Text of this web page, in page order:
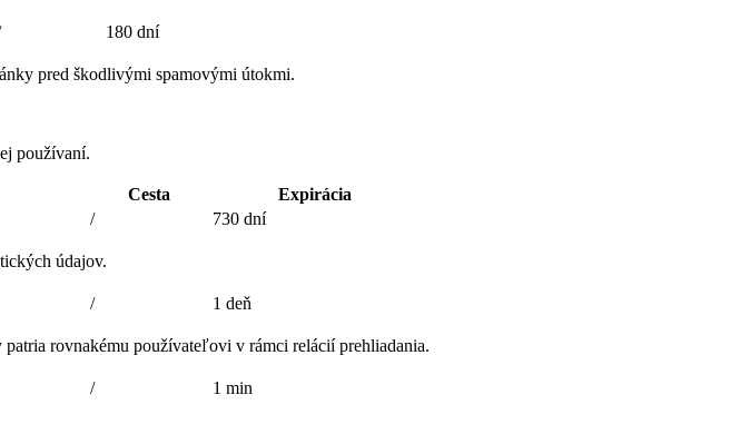
180 dní
pred škodlivými spamovými útokmi.
používaní.
Cesta
Expirácia
/ 730 dní
údajov.
/ 1 deň
rovnakému používateľovi v rámci relácií prehliadania.
/ 1 min